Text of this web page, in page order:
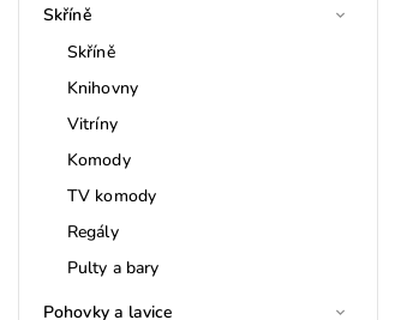
Skříně
Skříně
Knihovny
Vitríny
Komody
TV komody
Regály
Pulty a bary
Pohovky a lavice